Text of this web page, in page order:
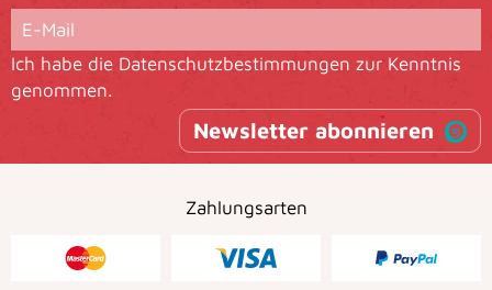
Ich habe die Datenschutzbestimmungen zur Kenntnis
genommen.
Newsletter abonnieren
Zahlungsarten